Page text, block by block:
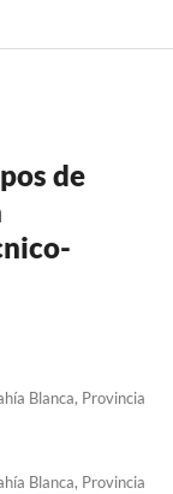
de
Blanca, Provincia
Blanca, Provincia